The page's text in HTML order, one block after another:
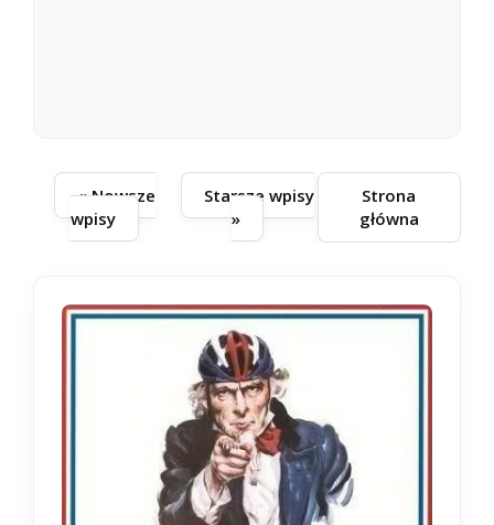
« Nowsze
wpisy
Starsze wpisy
»
Strona
główna